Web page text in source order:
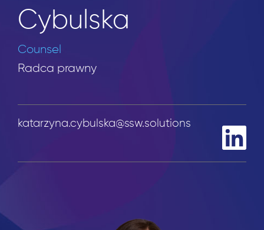
Cybulska
Counsel
Radca prawny
katarzyna.cybulska@ssw.solutions